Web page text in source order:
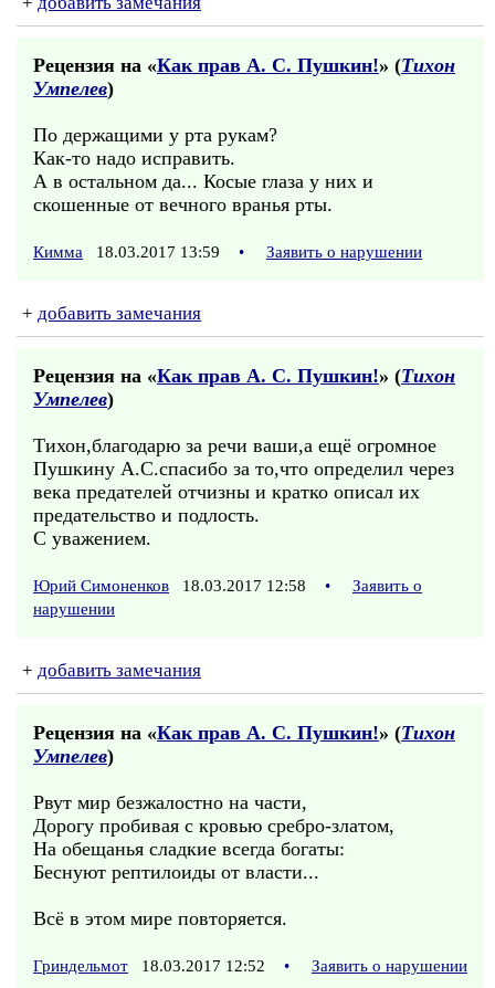
Рецензия на «Как прав А. С. Пушкин!» (Тихон
Умпелев)
По держащими у рта рукам?
Как-то надо исправить.
А в остальном да... Косые глаза у них и
скошенные от вечного вранья рты.
Кимма 18.03.2017 13:59 • Заявить о нарушении
+ добавить замечания
Рецензия на «Как прав А. С. Пушкин!» (Тихон
Умпелев)
Тихон,благодарю за речи ваши,а ещё огромное
Пушкину А.С.спасибо за то,что определил через
века предателей отчизны и кратко описал их
предательство и подлость.
С уважением.
Юрий Симоненков 18.03.2017 12:58 •
Заявить о
нарушении
+ добавить замечания
Рецензия на «Как прав А. С. Пушкин!» (Тихон
Умпелев)
Рвут мир безжалостно на части,
Дорогу пробивая с кровью сребро-златом,
На обещанья сладкие всегда богаты:
Беснуют рептилоиды от власти...
Всё в этом мире повторяется.
Гриндельмот 18.03.2017 12:52 • Заявить о нарушении